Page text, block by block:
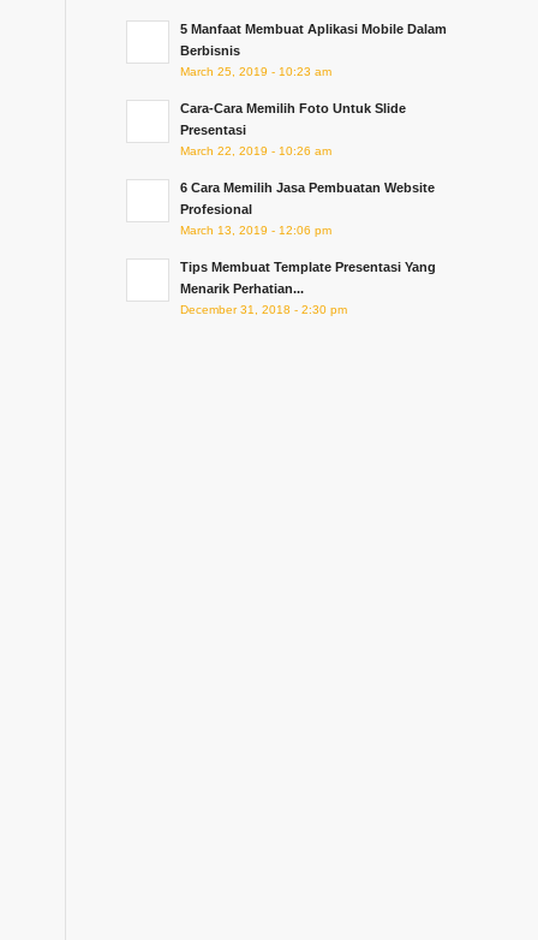
5 Manfaat Membuat Aplikasi Mobile Dalam
Berbisnis
March 25, 2019 - 10:23 am
Cara-Cara Memilih Foto Untuk Slide
Presentasi
March 22, 2019 - 10:26 am
6 Cara Memilih Jasa Pembuatan Website
Profesional
March 13, 2019 - 12:06 pm
Tips Membuat Template Presentasi Yang
Menarik Perhatian...
December 31, 2018 - 2:30 pm